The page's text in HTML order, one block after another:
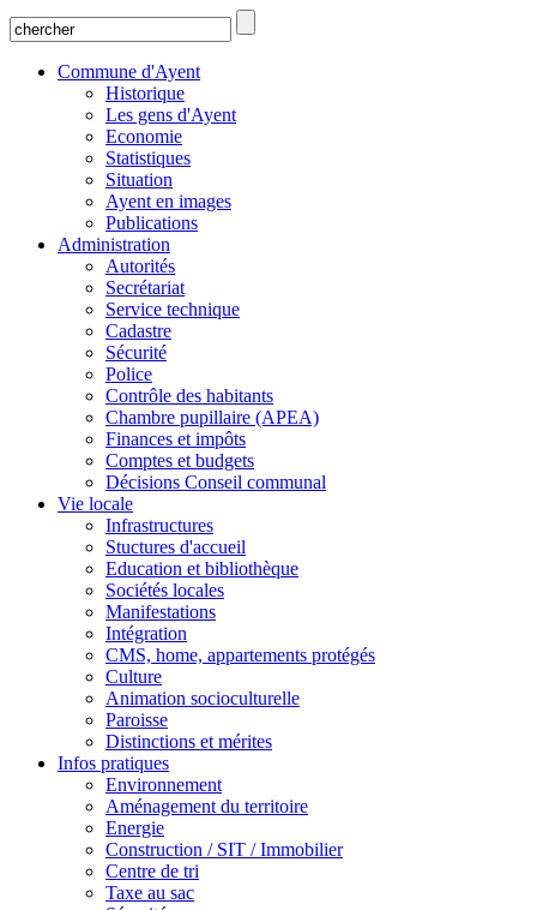
Commune d'Ayent
Historique
Les gens d'Ayent
Economie
Statistiques
Situation
Ayent en images
Publications
Administration
Autorités
Secrétariat
Service technique
Cadastre
Sécurité
Police
Contrôle des habitants
Chambre pupillaire (APEA)
Finances et impôts
Comptes et budgets
Décisions Conseil communal
Vie locale
Infrastructures
Stuctures d'accueil
Education et bibliothèque
Sociétés locales
Manifestations
Intégration
CMS, home, appartements protégés
Culture
Animation socioculturelle
Paroisse
Distinctions et mérites
Infos pratiques
Environnement
Aménagement du territoire
Energie
Construction / SIT / Immobilier
Centre de tri
Taxe au sac